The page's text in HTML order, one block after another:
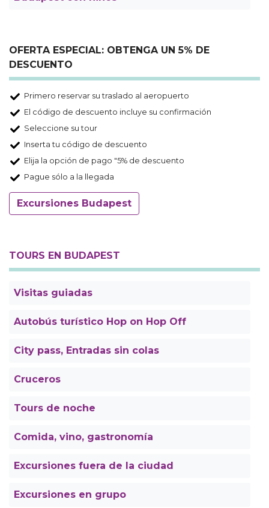
OFERTA ESPECIAL: OBTENGA UN 5% DE
DESCUENTO
Primero reservar su traslado al aeropuerto
El código de descuento incluye su confirmación
Seleccione su tour
Inserta tu código de descuento
Elija la opción de pago "5% de descuento
Pague sólo a la llegada
Excursiones Budapest
TOURS EN BUDAPEST
Visitas guiadas
Autobús turístico Hop on Hop Off
City pass, Entradas sin colas
Cruceros
Tours de noche
Comida, vino, gastronomía
Excursiones fuera de la ciudad
Excursiones en grupo